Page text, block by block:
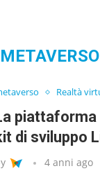
METAVERSO
Realtà
piattaforma
di sviluppo
4 anni ago